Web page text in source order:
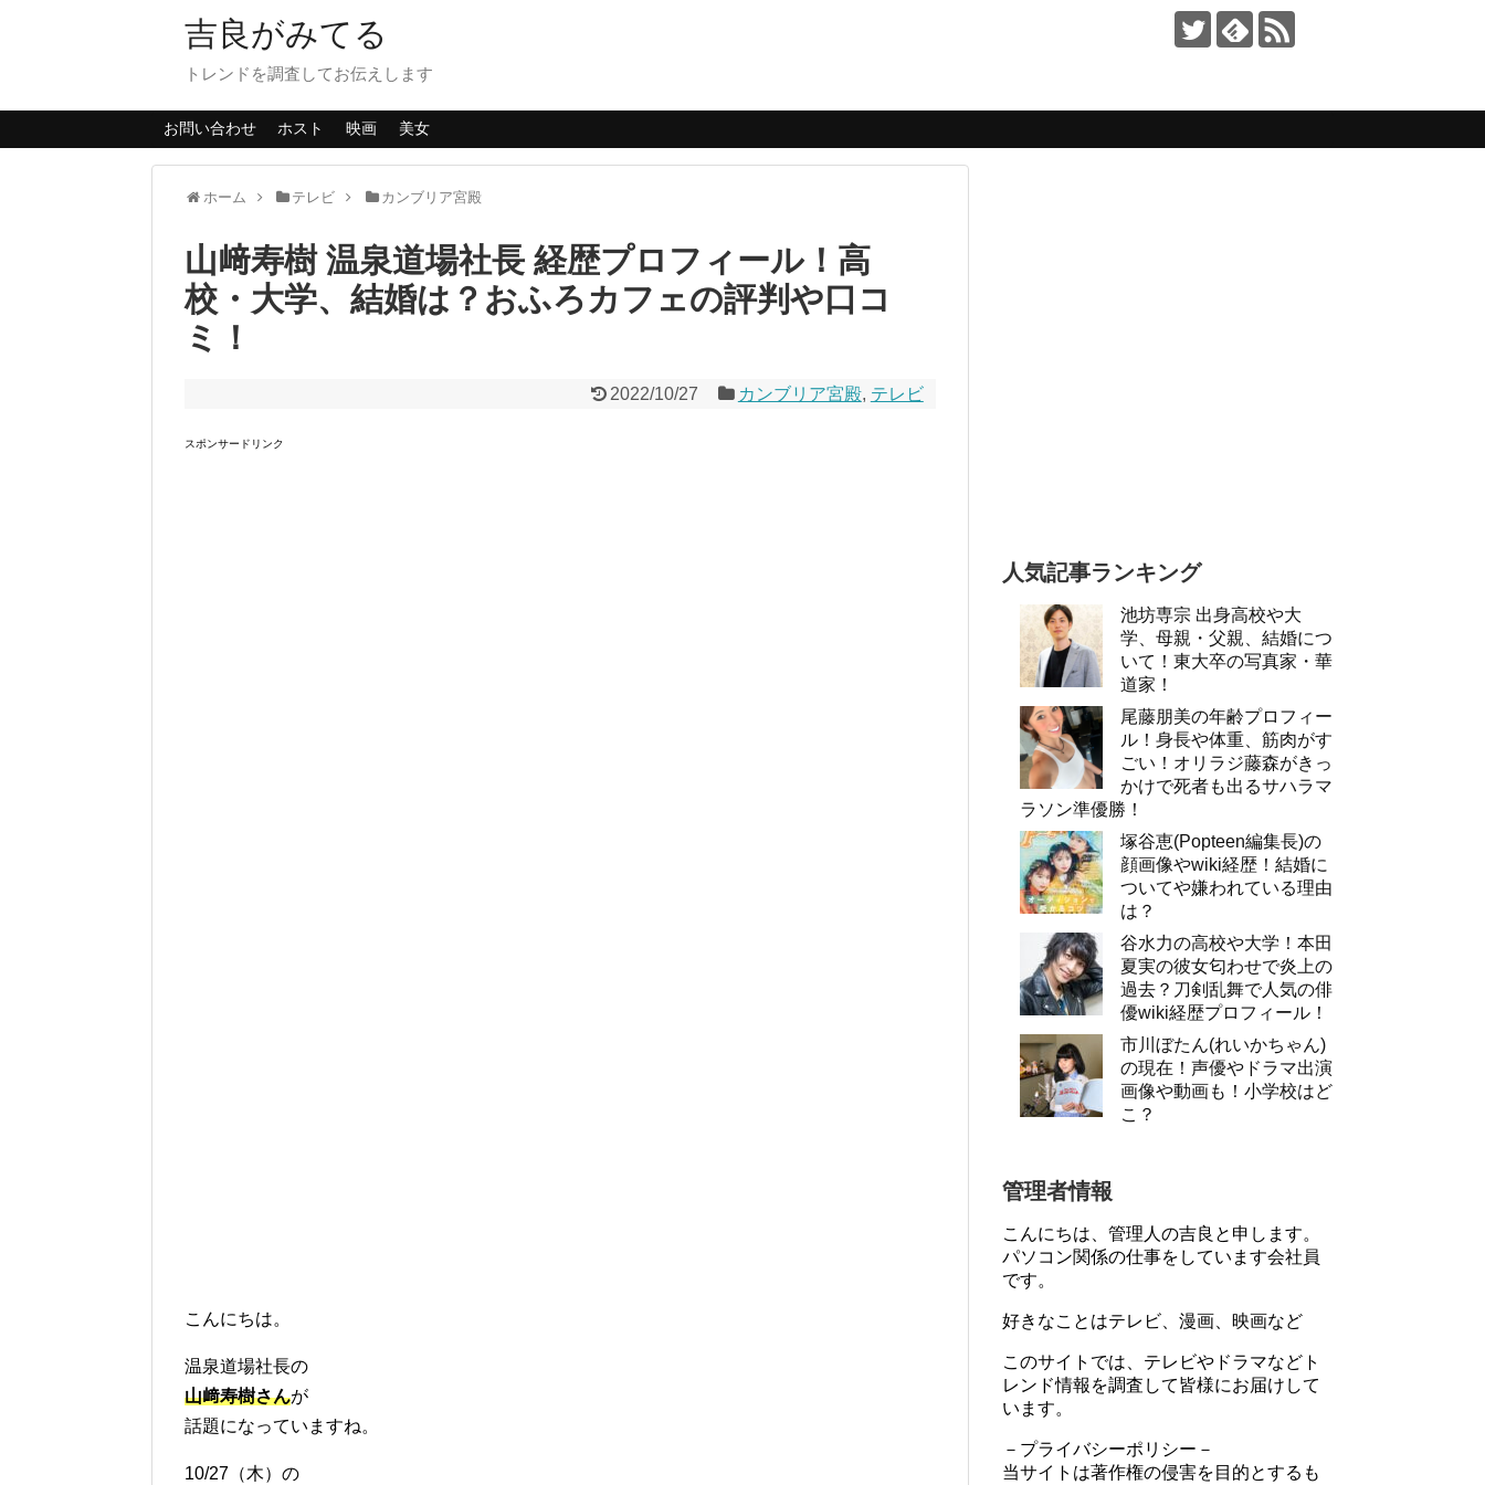
吉良がみてる
トレンドを調査してお伝えします
お問い合わせ ホスト 映画 美女
ホーム テレビ カンブリア宮殿
山﨑寿樹 温泉道場社長 経歴プロフィール！高
校・大学、結婚は？おふろカフェの評判や口コ
ミ！
2022/10/27 カンブリア宮殿, テレビ
スポンサードリンク
こんにちは。
温泉道場社長の
山﨑寿樹さんが
話題になっていますね。
10/27（木）の
人気記事ランキング
池坊専宗 出身高校や大
学、母親・父親、結婚につ
いて！東大卒の写真家・華
道家！
尾藤朋美の年齢プロフィー
ル！身長や体重、筋肉がす
ごい！オリラジ藤森がきっ
かけで死者も出るサハラマ
ラソン準優勝！
塚谷恵(Popteen編集長)の
顔画像やwiki経歴！結婚に
ついてや嫌われている理由
は？
谷水力の高校や大学！本田
夏実の彼女匂わせで炎上の
過去？刀剣乱舞で人気の俳
優wiki経歴プロフィール！
市川ぼたん(れいかちゃん)
の現在！声優やドラマ出演
画像や動画も！小学校はど
こ？
管理者情報
こんにちは、管理人の吉良と申します。
パソコン関係の仕事をしています会社員
です。
好きなことはテレビ、漫画、映画など
このサイトでは、テレビやドラマなどト
レンド情報を調査して皆様にお届けして
います。
－プライバシーポリシー－
当サイトは著作権の侵害を目的とするも